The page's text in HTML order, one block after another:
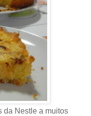
da Nestle a muitos